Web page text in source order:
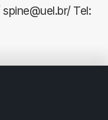
Tel: